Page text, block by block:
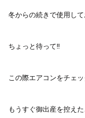
冬からの続きで使用し
ちょっと待って‼︎
この際エアコンをチェ
もうすぐ御出産を控え